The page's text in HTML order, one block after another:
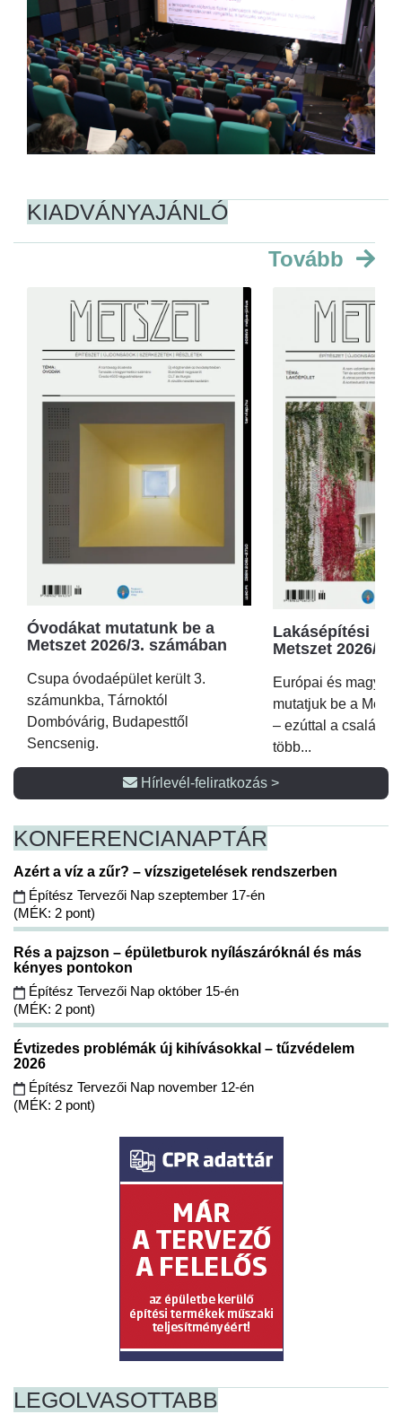
KIADVÁNYAJÁNLÓ
Tovább
Óvodákat mutatunk be a
Metszet 2026/3. számában
Csupa óvodaépület került 3.
számunkba, Tárnoktól
Dombóvárig, Budapesttől
Sencsenig.
Lakásépítési
Metszet 2026/2.
Európai és magyar
mutatjuk be a
– ezúttal a családi
több...
Hírlevél-feliratkozás >
KONFERENCIANAPTÁR
Azért a víz a zűr? – vízszigetelések rendszerben
Építész Tervezői Nap szeptember 17-én
(MÉK: 2 pont)
Rés a pajzson – épületburok nyílászáróknál és más
kényes pontokon
Építész Tervezői Nap október 15-én
(MÉK: 2 pont)
Évtizedes problémák új kihívásokkal – tűzvédelem
2026
Építész Tervezői Nap november 12-én
(MÉK: 2 pont)
LEGOLVASOTTABB